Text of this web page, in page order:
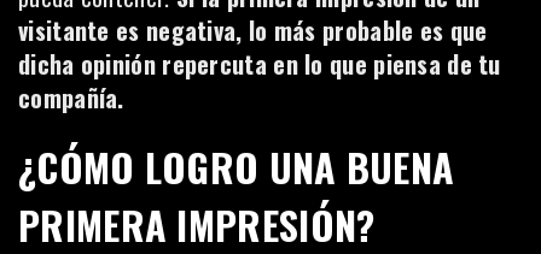
visitante es negativa, lo más probable es que
dicha opinión repercuta en lo que piensa de tu
compañía.
¿CÓMO LOGRO UNA BUENA
PRIMERA IMPRESIÓN?